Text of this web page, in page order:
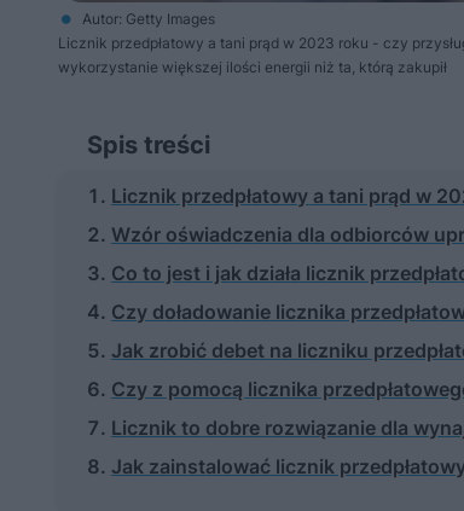
Autor: Getty Images
Licznik przedpłatowy a tani prąd w 2023 roku - czy
wykorzystanie większej ilości energii niż ta, którą zakupił
Spis treści
Licznik przedpłatowy a tani prąd w
Wzór oświadczenia dla odbiorców
Co to jest i jak działa licznik
Czy doładowanie licznika
Jak zrobić debet na liczniku
Czy z pomocą licznika
Licznik to dobre rozwiązanie dla
Jak zainstalować licznik